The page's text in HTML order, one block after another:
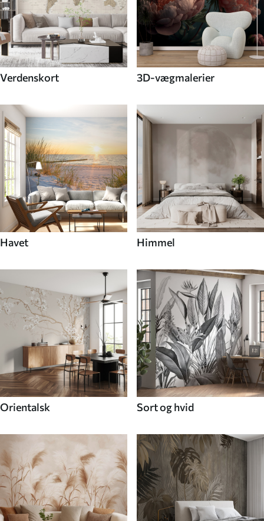
Verdenskort 3D-vægmalerier
Havet Himmel
Orientalsk Sort og hvid